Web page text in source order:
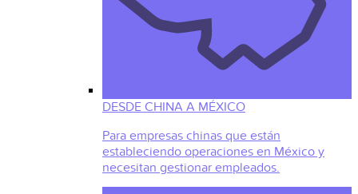
DESDE CHINA A MÉXICO
Para empresas chinas que están
estableciendo operaciones en México y
necesitan gestionar empleados.